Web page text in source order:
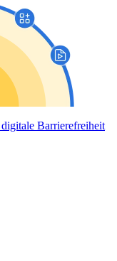
Barrierefreiheit